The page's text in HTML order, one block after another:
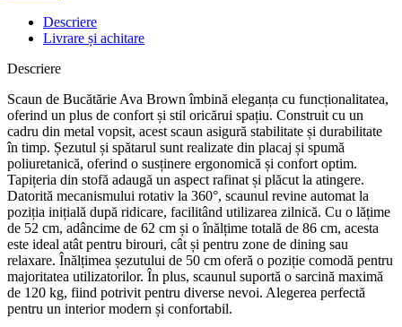
Descriere
Livrare și achitare
Descriere
Scaun de Bucătărie Ava Brown îmbină eleganța cu funcționalitatea,
oferind un plus de confort și stil oricărui spațiu. Construit cu un
cadru din metal vopsit, acest scaun asigură stabilitate și durabilitate
în timp. Șezutul și spătarul sunt realizate din placaj și spumă
poliuretanică, oferind o susținere ergonomică și confort optim.
Tapițeria din stofă adaugă un aspect rafinat și plăcut la atingere.
Datorită mecanismului rotativ la 360°, scaunul revine automat la
poziția inițială după ridicare, facilitând utilizarea zilnică. Cu o lățime
de 52 cm, adâncime de 62 cm și o înălțime totală de 86 cm, acesta
este ideal atât pentru birouri, cât și pentru zone de dining sau
relaxare. Înălțimea șezutului de 50 cm oferă o poziție comodă pentru
majoritatea utilizatorilor. În plus, scaunul suportă o sarcină maximă
de 120 kg, fiind potrivit pentru diverse nevoi. Alegerea perfectă
pentru un interior modern și confortabil.